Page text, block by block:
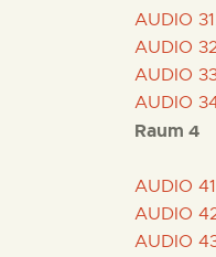
AUDIO
AUDIO
AUDIO
AUDIO
Raum 4
AUDIO
AUDIO
AUDIO